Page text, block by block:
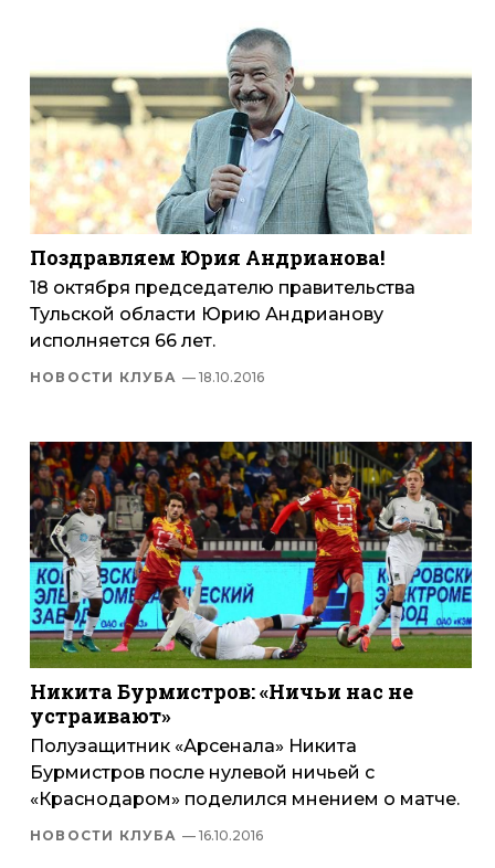
Поздравляем Юрия Андрианова!
18 октября председателю правительства
Тульской области Юрию Андрианову
исполняется 66 лет.
НОВОСТИ КЛУБА — 18.10.2016
Никита Бурмистров: «Ничьи нас не
устраивают»
Полузащитник «Арсенала» Никита
Бурмистров после нулевой ничьей с
«Краснодаром» поделился мнением о матче.
НОВОСТИ КЛУБА — 16.10.2016